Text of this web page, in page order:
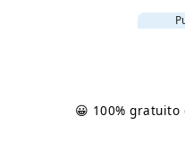
😀 100%